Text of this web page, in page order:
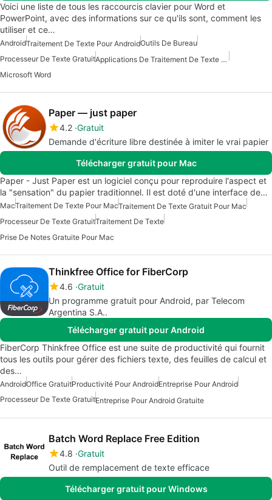
Voici une liste de tous les raccourcis clavier pour Word et
PowerPoint, avec des informations sur ce qu'ils sont, comment les
utiliser et ce…
AndroidTraitement De Texte Pour AndroidOutils De Bureau
Processeur De Texte Gratuit
Applications De Traitement De Texte Gratuites Pour Android
Microsoft Word
Paper — just paper
4.2 Gratuit
Demande d'écriture libre destinée à imiter le vrai papier
Télécharger gratuit pour Mac
Paper - Just Paper est un logiciel conçu pour reproduire l'aspect et
la "sensation" du papier traditionnel. Il est doté d'une interface de…
MacTraitement De Texte Pour MacTraitement De Texte Gratuit Pour Mac
Processeur De Texte GratuitTraitement De Texte
Prise De Notes Gratuite Pour Mac
Thinkfree Office for FiberCorp
4.6 Gratuit
Un programme gratuit pour Android, par Telecom
Argentina S.A..
Télécharger gratuit pour Android
FiberCorp Thinkfree Office est une suite de productivité qui fournit
tous les outils pour gérer des fichiers texte, des feuilles de calcul et
des…
AndroidOffice GratuitProductivité Pour AndroidEntreprise Pour Android
Processeur De Texte GratuitEntreprise Pour Android Gratuite
Batch Word Replace Free Edition
4.8 Gratuit
Outil de remplacement de texte efficace
Télécharger gratuit pour Windows